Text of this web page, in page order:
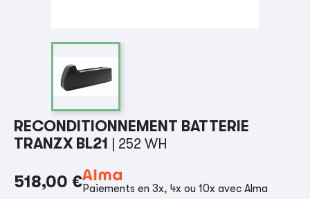
RECONDITIONNEMENT BATTERIE
TRANZX BL21
| 252 WH
518,00 €Paiements en 3x, 4x ou 10x avec Alma